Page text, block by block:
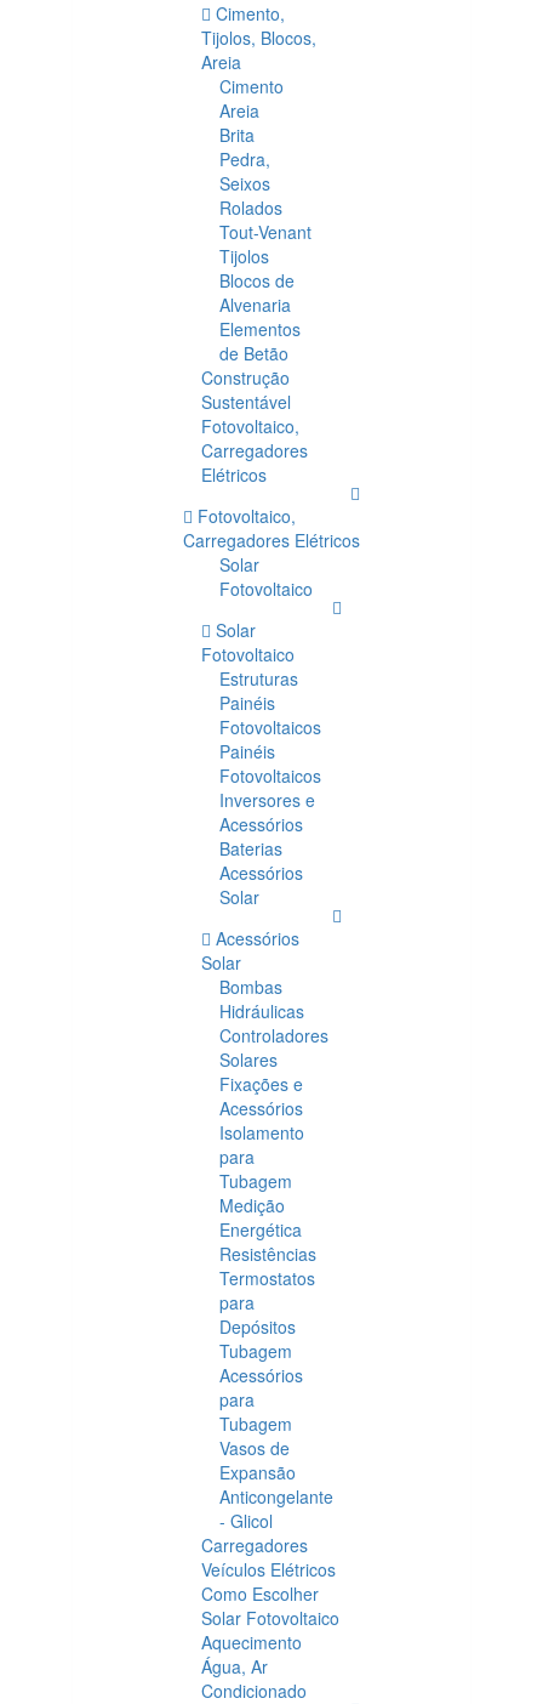
Cimento,
Tijolos, Blocos,
Areia
Cimento
Areia
Brita
Pedra,
Seixos
Rolados
Tout-Venant
Tijolos
Blocos de
Alvenaria
Elementos
de Betão
Construção
Sustentável
Fotovoltaico,
Carregadores
Elétricos
Fotovoltaico,
Carregadores Elétricos
Solar
Fotovoltaico
Solar
Fotovoltaico
Estruturas
Painéis
Fotovoltaicos
Painéis
Fotovoltaicos
Inversores e
Acessórios
Baterias
Acessórios
Solar
Acessórios
Solar
Bombas
Hidráulicas
Controladores
Solares
Fixações e
Acessórios
Isolamento
para
Tubagem
Medição
Energética
Resistências
Termostatos
para
Depósitos
Tubagem
Acessórios
para
Tubagem
Vasos de
Expansão
Anticongelante
- Glicol
Carregadores
Veículos Elétricos
Como Escolher
Solar Fotovoltaico
Aquecimento
Água, Ar
Condicionado